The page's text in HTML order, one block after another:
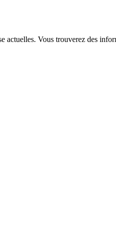
actuelles. Vous trouverez des